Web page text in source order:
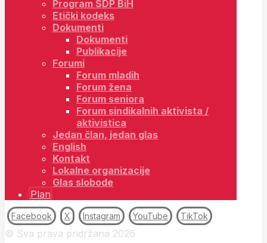
Program SDP BiH
Etički kodeks
Dokumenti
Dokumenti
Publikacije
Forumi
Forum mladih
Forum žena
Forum seniora
Forum sindikalnih aktivista /
aktivistica
Jedan član, jedan glas
English
Kontakt
Lokalne organizacije
Glas slobode
Plan
Facebook X Instagram YouTube TikTok
© Sva prava pridržana 2026